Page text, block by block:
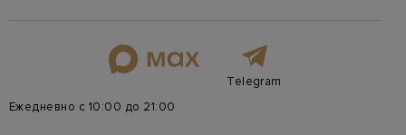
Telegram
Ежедневно с 10:00 до 21:00